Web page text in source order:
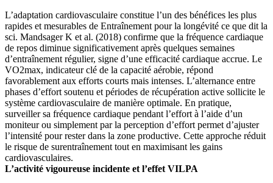
L’adaptation cardiovasculaire constitue l’un des bénéfices les plus
rapides et mesurables de Entraînement pour la longévité ce que dit la
sci. Mandsager K et al. (2018) confirme que la fréquence cardiaque
de repos diminue significativement après quelques semaines
d’entraînement régulier, signe d’une efficacité cardiaque accrue. Le
VO2max, indicateur clé de la capacité aérobie, répond
favorablement aux efforts courts mais intenses. L’alternance entre
phases d’effort soutenu et périodes de récupération active sollicite le
système cardiovasculaire de manière optimale. En pratique,
surveiller sa fréquence cardiaque pendant l’effort à l’aide d’un
moniteur ou simplement par la perception d’effort permet d’ajuster
l’intensité pour rester dans la zone productive. Cette approche réduit
le risque de surentraînement tout en maximisant les gains
cardiovasculaires.
L’activité vigoureuse incidente et l’effet VILPA